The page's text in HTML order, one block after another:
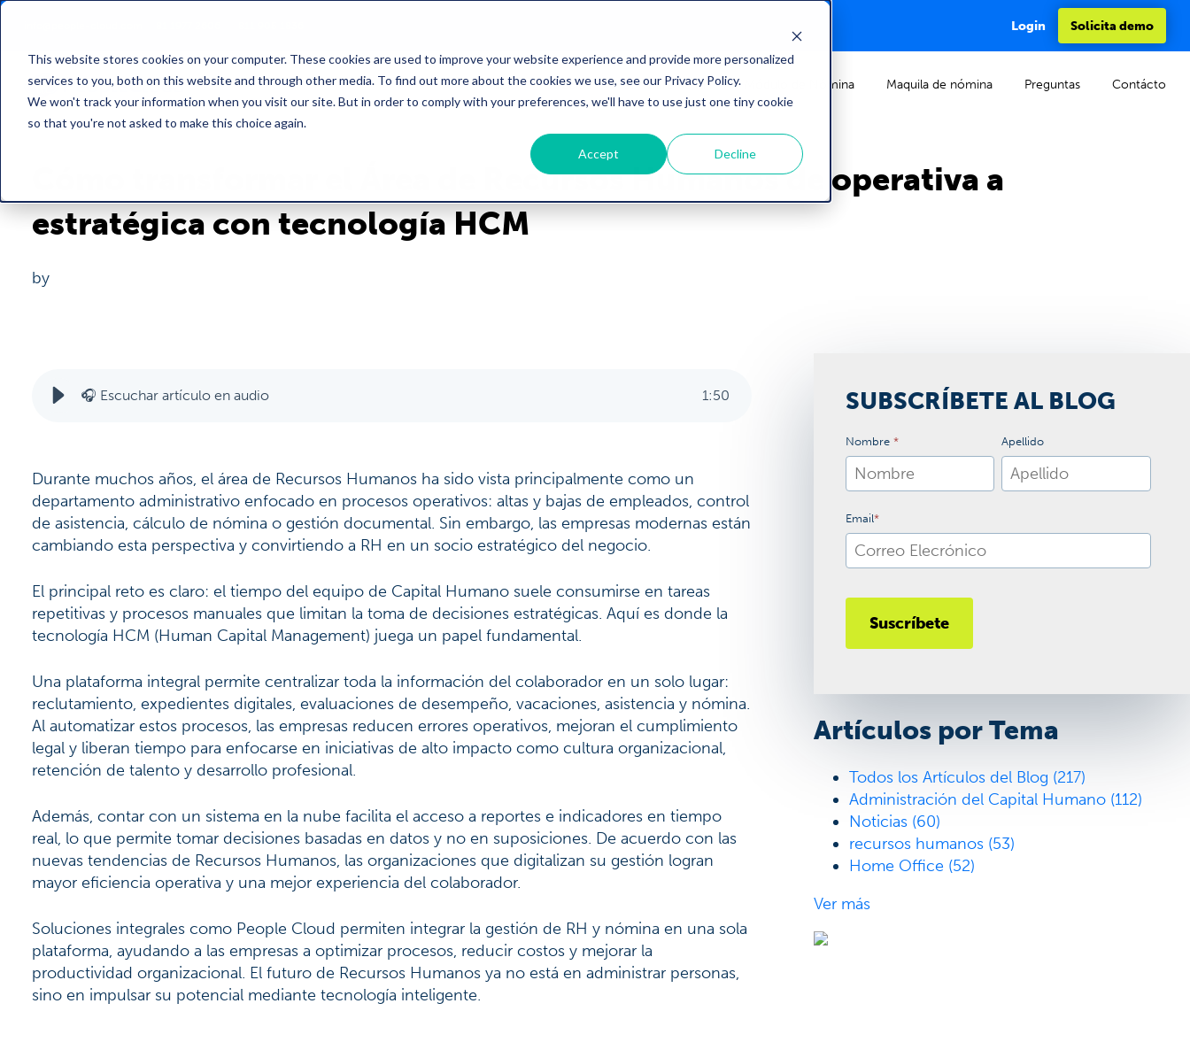
This website stores cookies on your computer. These cookies are used to improve your website experience and provide more personalized
services to you, both on this website and through other media. To find out more about the cookies we use, see our Privacy Policy.
We won't track your information when you visit our site. But in order to comply with your preferences, we'll have to use just one tiny cookie
so that you're not asked to make this choice again.
Accept Decline
Login Solicita demo
Inicio Precios Software de RH Módulo de Nómina Maquila de nómina Preguntas Contácto
Cómo transformar el Área de Recursos Humanos de operativa a
estratégica con tecnología HCM
by
🎧 Escuchar artículo en audio 1:50
Durante muchos años, el área de Recursos Humanos ha sido vista principalmente como un
departamento administrativo enfocado en procesos operativos: altas y bajas de empleados, control
de asistencia, cálculo de nómina o gestión documental. Sin embargo, las empresas modernas están
cambiando esta perspectiva y convirtiendo a RH en un socio estratégico del negocio.
El principal reto es claro: el tiempo del equipo de Capital Humano suele consumirse en tareas
repetitivas y procesos manuales que limitan la toma de decisiones estratégicas. Aquí es donde la
tecnología HCM (Human Capital Management) juega un papel fundamental.
Una plataforma integral permite centralizar toda la información del colaborador en un solo lugar:
reclutamiento, expedientes digitales, evaluaciones de desempeño, vacaciones, asistencia y nómina.
Al automatizar estos procesos, las empresas reducen errores operativos, mejoran el cumplimiento
legal y liberan tiempo para enfocarse en iniciativas de alto impacto como cultura organizacional,
retención de talento y desarrollo profesional.
Además, contar con un sistema en la nube facilita el acceso a reportes e indicadores en tiempo
real, lo que permite tomar decisiones basadas en datos y no en suposiciones. De acuerdo con las
nuevas tendencias de Recursos Humanos, las organizaciones que digitalizan su gestión logran
mayor eficiencia operativa y una mejor experiencia del colaborador.
Soluciones integrales como People Cloud permiten integrar la gestión de RH y nómina en una sola
plataforma, ayudando a las empresas a optimizar procesos, reducir costos y mejorar la
productividad organizacional. El futuro de Recursos Humanos ya no está en administrar personas,
sino en impulsar su potencial mediante tecnología inteligente.
SUBSCRÍBETE AL BLOG
Nombre * Apellido
Email*
Artículos por Tema
Todos los Artículos del Blog (217)
Administración del Capital Humano (112)
Noticias (60)
recursos humanos (53)
Home Office (52)
Ver más